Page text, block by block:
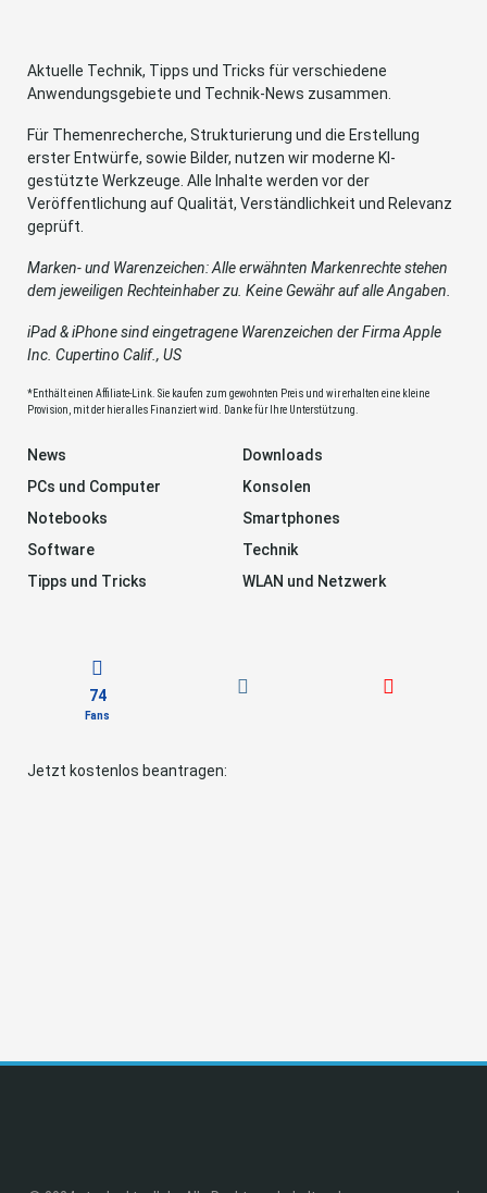
Aktuelle Technik, Tipps und Tricks für verschiedene
Anwendungsgebiete und Technik-News zusammen.
Für Themenrecherche, Strukturierung und die Erstellung
erster Entwürfe, sowie Bilder, nutzen wir moderne KI-
gestützte Werkzeuge. Alle Inhalte werden vor der
Veröffentlichung auf Qualität, Verständlichkeit und Relevanz
geprüft.
Marken- und Warenzeichen: Alle erwähnten Markenrechte stehen
dem jeweiligen Rechteinhaber zu. Keine Gewähr auf alle Angaben.
iPad & iPhone sind eingetragene Warenzeichen der Firma Apple
Inc. Cupertino Calif., US
*Enthält einen Affiliate-Link. Sie kaufen zum gewohnten Preis und wir erhalten eine kleine
Provision, mit der hier alles Finanziert wird. Danke für Ihre Unterstützung.
News
Downloads
PCs und Computer
Konsolen
Notebooks
Smartphones
Software
Technik
Tipps und Tricks
WLAN und Netzwerk
74
Fans
Jetzt kostenlos beantragen: